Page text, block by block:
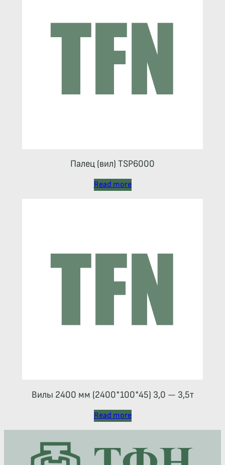
Палец (вил) TSP6000
Read more
Вилы 2400 мм (2400*100*45) 3,0 — 3,5т
Read more